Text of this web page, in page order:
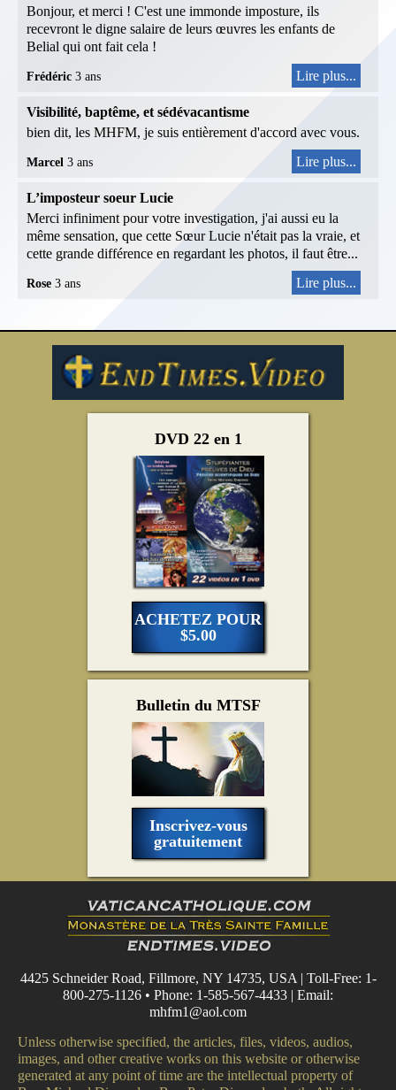
Bonjour, et merci ! C'est une immonde imposture, ils
recevront le digne salaire de leurs œuvres les enfants de
Belial qui ont fait cela !
Frédéric 3 ans Lire plus...
Visibilité, baptême, et sédévacantisme
bien dit, les MHFM, je suis entièrement d'accord avec vous.
Marcel 3 ans Lire plus...
L’imposteur soeur Lucie
Merci infiniment pour votre investigation, j'ai aussi eu la
même sensation, que cette Sœur Lucie n'était pas la vraie, et
cette grande différence en regardant les photos, il faut être...
Rose 3 ans Lire plus...
DVD 22 en 1
ACHETEZ POUR
$5.00
Bulletin du MTSF
Inscrivez-vous
gratuitement
4425 Schneider Road, Fillmore, NY 14735, USA | Toll-Free: 1-
800-275-1126 • Phone: 1-585-567-4433 | Email:
mhfm1@aol.com
Unless otherwise specified, the articles, files, videos, audios,
images, and other creative works on this website or otherwise
generated at any point of time are the intellectual property of